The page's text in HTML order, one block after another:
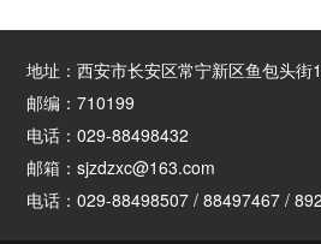
地址：西安市长安区常宁新区鱼包头街
邮编：710199
电话：029-88498432
邮箱：sjzdzxc@163.com
电话：029-88498507 / 88497467 /